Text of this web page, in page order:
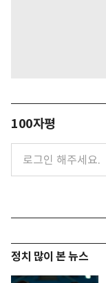
100자평
정치 많이 본 뉴스